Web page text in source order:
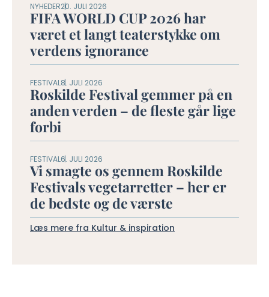
NYHEDER20. JULI 2026
FIFA WORLD CUP 2026 har
været et langt teaterstykke om
verdens ignorance
FESTIVAL8. JULI 2026
Roskilde Festival gemmer på en
anden verden – de fleste går lige
forbi
FESTIVAL6. JULI 2026
Vi smagte os gennem Roskilde
Festivals vegetarretter – her er
de bedste og de værste
Læs mere fra Kultur & inspiration